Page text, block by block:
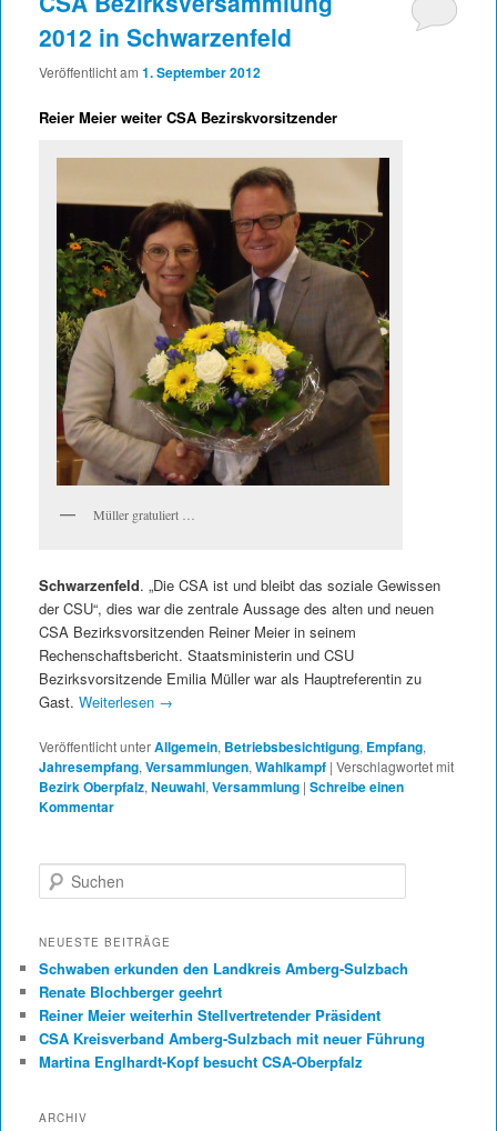
2012 in Schwarzenfeld
Veröffentlicht am 1. September 2012
Reier Meier weiter CSA Bezirskvorsitzender
Müller gratuliert …
Schwarzenfeld. „Die CSA ist und bleibt das soziale Gewissen
der CSU“, dies war die zentrale Aussage des alten und neuen
CSA Bezirksvorsitzenden Reiner Meier in seinem
Rechenschaftsbericht. Staatsministerin und CSU
Bezirksvorsitzende Emilia Müller war als Hauptreferentin zu
Gast. Weiterlesen →
Veröffentlicht unterAllgemein, Betriebsbesichtigung, Empfang,
Jahresempfang, Versammlungen, Wahlkampf | Verschlagwortet mit
Bezirk Oberpfalz, Neuwahl, Versammlung | Schreibe einen
Kommentar
Suchen
NEUESTE BEITRÄGE
Schwaben erkunden den Landkreis Amberg-Sulzbach
Renate Blochberger geehrt
Reiner Meier weiterhin Stellvertretender Präsident
CSA Kreisverband Amberg-Sulzbach mit neuer Führung
Martina Englhardt-Kopf besucht CSA-Oberpfalz
ARCHIV